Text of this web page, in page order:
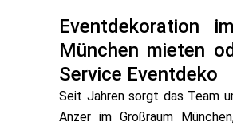
Eventdekoration
München mieten
Service Eventdeko
Seit Jahren sorgt das Team
Anzer im Großraum